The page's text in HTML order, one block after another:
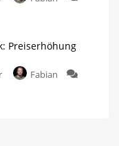
Preiserhöhung
Fabian